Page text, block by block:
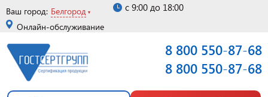
Ваш город: Белгород
Онлайн-обслуживание
с 9:00 до 18:00
8 800 550-87-68
8 800 550-87-68